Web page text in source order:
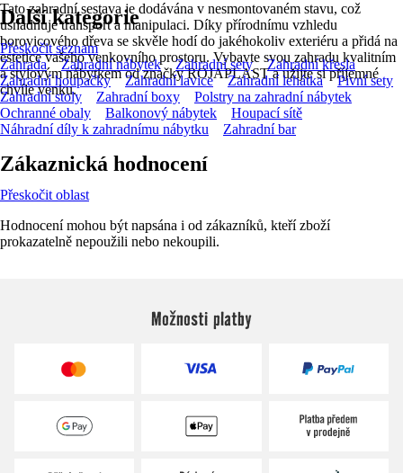
Tato zahradní sestava je dodávána v nesmontovaném stavu, což
usnadňuje transport a manipulaci. Díky přírodnímu vzhledu
borovicového dřeva se skvěle hodí do jakéhokoliv exteriéru a přidá na
estetice vašeho venkovního prostoru. Vybavte svou zahradu kvalitním
a stylovým nábytkem od značky ROJAPLAST a užijte si příjemné
chvíle venku.
Další kategorie
Přeskočit seznam
Zahrada
Zahradní nábytek Zahradní sety
Zahradní křesla
Zahradní houpačky
Zahradní lavice Zahradní lehátka
Pivní sety
Zahradní stoly
Zahradní boxy
Polstry na zahradní nábytek
Ochranné obaly
Balkonový nábytek
Houpací sítě
Náhradní díly k zahradnímu nábytku
Zahradní bar
Zákaznická hodnocení
Přeskočit oblast
Hodnocení mohou být napsána i od zákazníků, kteří zboží
prokazatelně nepoužili nebo nekoupili.
Možnosti platby